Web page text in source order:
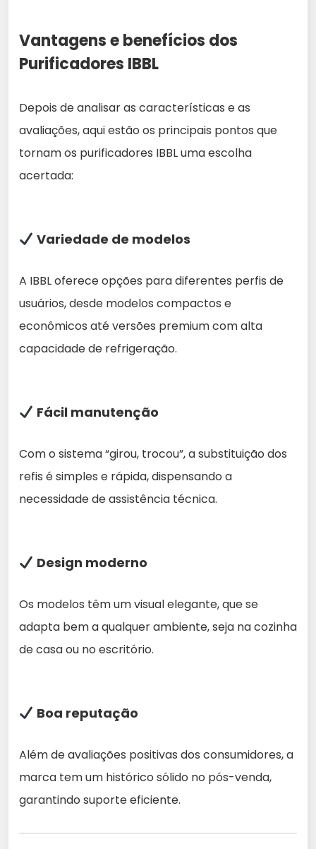
Vantagens e benefícios dos
Purificadores IBBL
Depois de analisar as características e as
avaliações, aqui estão os principais pontos que
tornam os purificadores IBBL uma escolha
acertada:
Variedade de modelos
A IBBL oferece opções para diferentes perfis de
usuários, desde modelos compactos e
econômicos até versões premium com alta
capacidade de refrigeração.
Fácil manutenção
Com o sistema “girou, trocou”, a substituição dos
refis é simples e rápida, dispensando a
necessidade de assistência técnica.
Design moderno
Os modelos têm um visual elegante, que se
adapta bem a qualquer ambiente, seja na cozinha
de casa ou no escritório.
Boa reputação
Além de avaliações positivas dos consumidores, a
marca tem um histórico sólido no pós-venda,
garantindo suporte eficiente.